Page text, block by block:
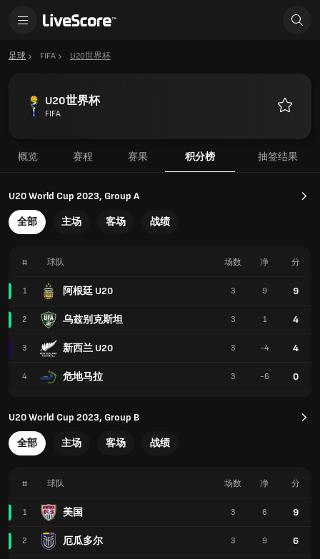
足球 FIFA U20世界杯
U20世界杯
FIFA
概览 赛程 赛果 积分榜 抽签结果
U20 World Cup 2023, Group A
全部 主场 客场 战绩
# 球队
1 阿根廷 U20
2 乌兹别克斯坦
3 新西兰 U20
4 危地马拉
场数 净 分
3 9 9
3 1 4
3 -4 4
3 -6 0
U20 World Cup 2023, Group B
全部 主场 客场 战绩
# 球队
1 美国
2 厄瓜多尔
场数 净 分
3 6 9
3 9 6